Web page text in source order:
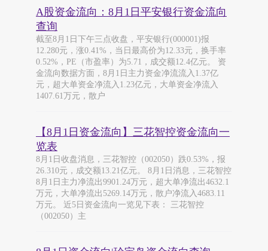
A股资金流向：8月1日平安银行资金流向
查询
截至8月1日下午三点收盘，平安银行(000001)报
12.280元，涨0.41%，当日最高价为12.33元，换手率
0.52%，PE（市盈率）为5.71，成交额12.4亿元。 资
金流向数据方面，8月1日主力资金净流流入1.37亿
元，超大单资金净流入1.23亿元，大单资金净流入
1407.61万元，散户
【8月1日资金流向】三花智控资金流向一
览表
8月1日收盘消息，三花智控（002050）跌0.53%，报
26.310元，成交额13.21亿元。 8月1日消息，三花智控
8月1日主力净流出9901.24万元，超大单净流出4632.1
万元，大单净流出5269.14万元，散户净流入4683.11
万元。 近5日资金流向一览见下表： 三花智控
（002050）主